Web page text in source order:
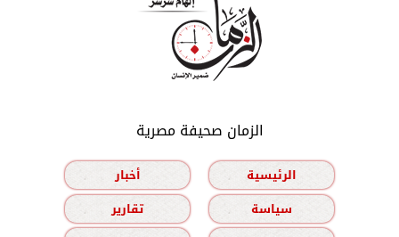
الزمان صحيفة مصرية
الرئيسية
أخبار
سياسة
تقارير